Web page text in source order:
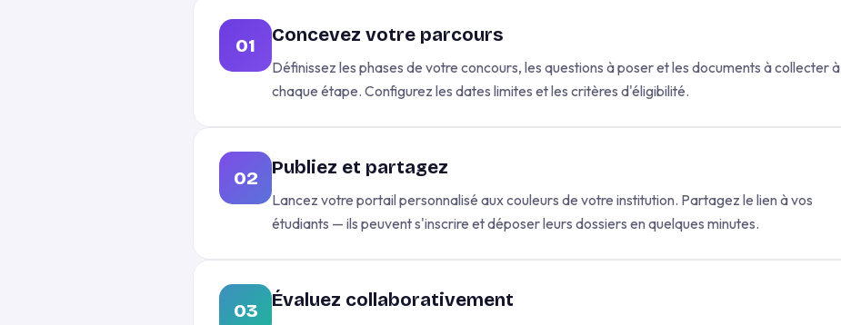
01 Concevez votre parcours
Définissez les phases de votre concours, les questions à poser et les documents à collecter à
chaque étape. Configurez les dates limites et les critères d'éligibilité.
02 Publiez et partagez
Lancez votre portail personnalisé aux couleurs de votre institution. Partagez le lien à vos
étudiants — ils peuvent s'inscrire et déposer leurs dossiers en quelques minutes.
03 Évaluez collaborativement